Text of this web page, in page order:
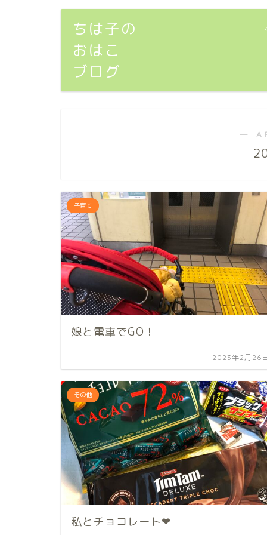
ちは子の
おはこ
ブログ
―
子育て
娘と電車でGO！
2023年2月26日
その他
私とチョコレート❤︎